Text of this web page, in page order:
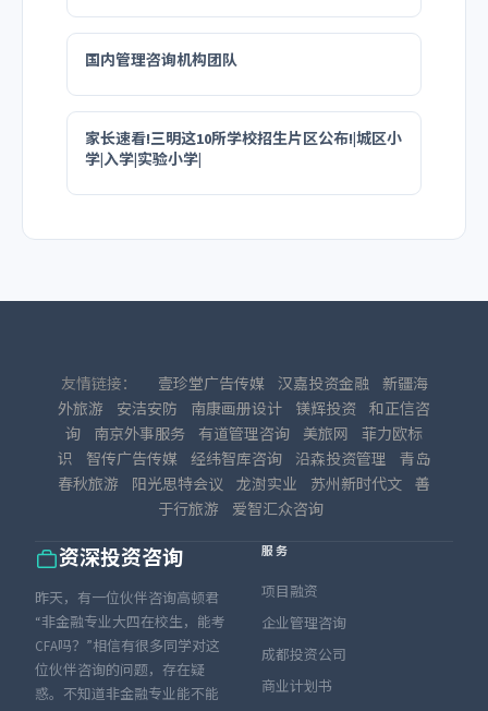
国内管理咨询机构团队
家长速看!三明这10所学校招生片区公布!|城区小
学|入学|实验小学|
友情链接： 壹珍堂广告传媒 汉嘉投资金融
新疆海
外旅游
安洁安防 南康画册设计 镁辉投资 和正信咨
询
南京外事服务 有道管理咨询 美旅网
菲力欧标
识
智传广告传媒 经纬智库咨询 沿森投资管理
青岛
春秋旅游
阳光思特会议 龙澍实业 苏州新时代文 善
于行旅游
爱智汇众咨询
资深投资咨询
昨天，有一位伙伴咨询高顿君
“非金融专业大四在校生，能考
CFA吗？”相信有很多同学对这
位伙伴咨询的问题，存在疑
惑。不知道非金融专业能不能
服务
项目融资
企业管理咨询
成都投资公司
商业计划书